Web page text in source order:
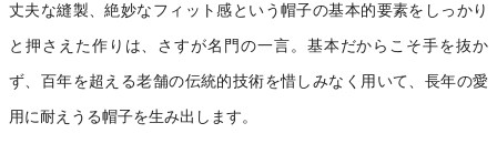
丈夫な縫製、絶妙なフィット感という帽子の基本的要素をしっかり
と押さえた作りは、さすが名門の一言。基本だからこそ手を抜か
ず、百年を超える老舗の伝統的技術を惜しみなく用いて、長年の愛
用に耐えうる帽子を生み出します。